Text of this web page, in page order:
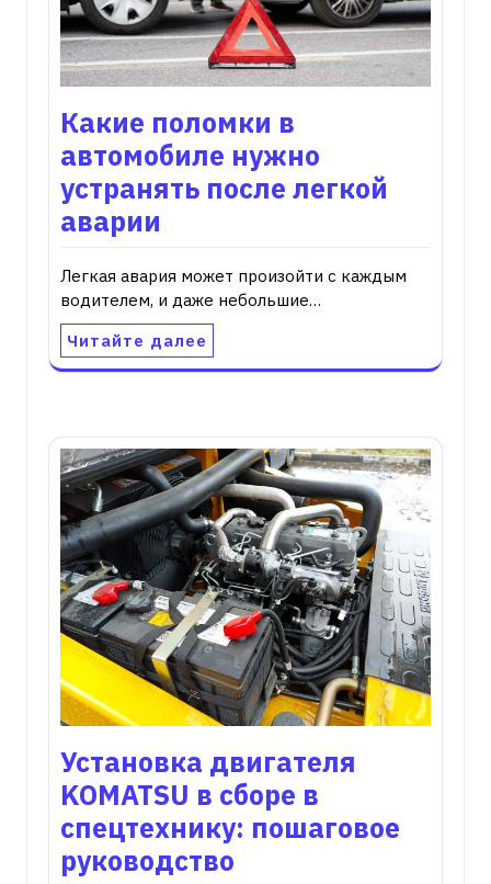
Какие поломки в
автомобиле нужно
устранять после легкой
аварии
Легкая авария может произойти с каждым
водителем, и даже небольшие…
Читайте далее
Установка двигателя
KOMATSU в сборе в
спецтехнику: пошаговое
руководство